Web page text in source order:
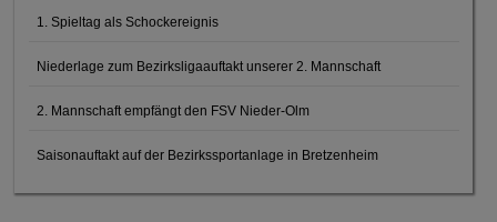
1. Spieltag als Schockereignis
Niederlage zum Bezirksligaauftakt unserer 2. Mannschaft
2. Mannschaft empfängt den FSV Nieder-Olm
Saisonauftakt auf der Bezirkssportanlage in Bretzenheim